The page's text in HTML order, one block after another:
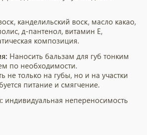
канделильский воск, масло какао,
д-пантенол, витамин Е,
композиция.
Наносить бальзам для губ тонким
по необходимости.
не только на губы, но и на участки
питание и смягчение.
индивидуальная непереносимость